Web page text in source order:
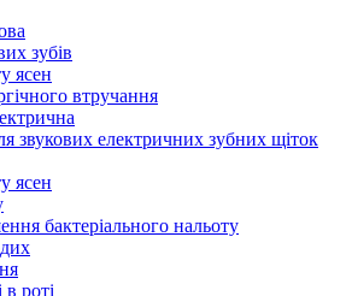
зубів
ясен
втручання
звукових електричних зубних щіток
ясен
бактеріального нальоту
в роті